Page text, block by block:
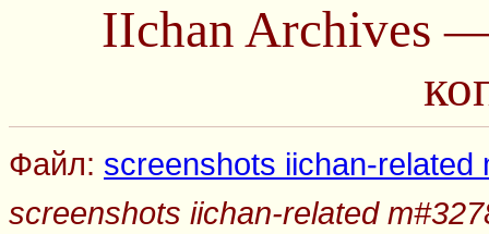
IIchan Archives
Файл: screenshots iichan-related
screenshots iichan-related